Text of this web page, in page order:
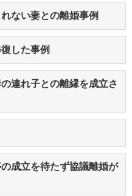
ない妻との離婚事例
した事例
連れ子との離縁を成立さ
成立を待たず協議離婚が